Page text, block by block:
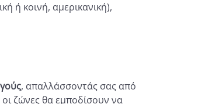
ή κοινή, αμερικανική),
, απαλλάσσοντάς σας από
ζώνες θα εμποδίσουν να